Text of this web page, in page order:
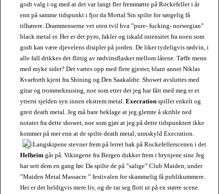
godt valg i og med at det var langt fler fremmøtte på Rockefeller i år
enn på samme tidspunkt i fjor da Mortal Sin spilte for sørgelig få
tilhørere. Drammenserne vet uten tvil hva ”pure- fucking- norwegian”
black metal er. Her er det pyro, fakler og iskald intensitet fra noen som
godt kan være djevelens disipler på jorden. De liker tydeligvis rødvin, i
alle fall drikkes det flittig av rødvinsflasker mellom låtene. Tøffe menn
med myke sider? Det vartes opp med flere gjester, blant annet Niklas
Kvarforth kjent fra Shining og Den Saakaldte. Showet avsluttes med
gitar og trommeknusing, noe som etter det jeg har fått med meg er et
ytterst sjelden syn innen ekstrem metal. Execration spiller enkelt og
greit death metal. Jeg må bare beklage at jeg glemte å skrible ned
notater fra dette showet, noe som gjør at jeg på dette tidspunktert ikke
kommer på mer enn at de spilte death metal, unnskyld Execration.
Langskipene stevner frem på lerret bak på Rockefellerscenen i det
Helheim går på. Vikingene fra Bergen dukker frem i brynjene sine Jeg
har sett dem en gang før. Da spilte de på ”salige” Club Maiden, under
”Maiden Metal Massacre ” festivalen for skammelig få publikummere.
Her er det heldigvis mere liv, og de tar seg flott ut på en større scene.